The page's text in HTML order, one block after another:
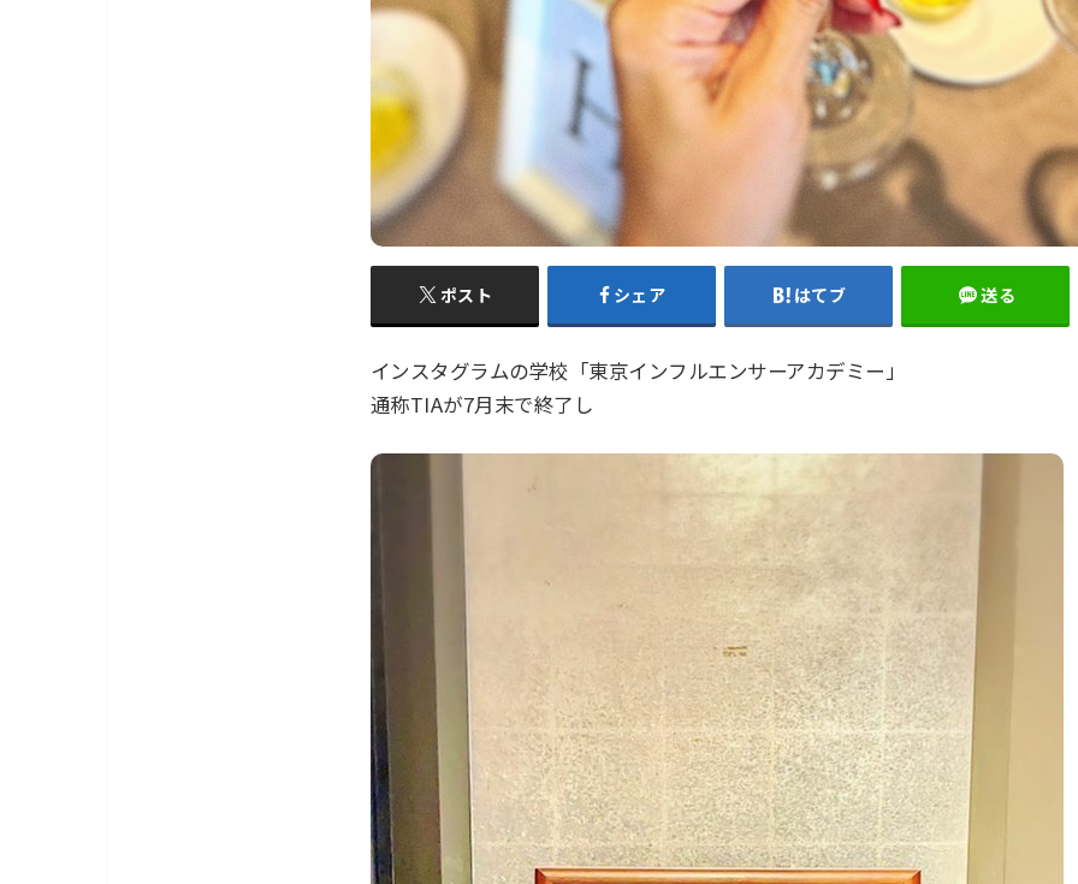
ポスト シェア はてブ 送る
インスタグラムの学校「東京インフルエンサーアカデミー」
通称TIAが7月末で終了し